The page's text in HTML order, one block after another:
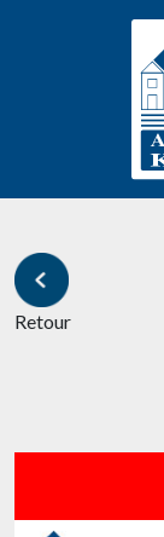
Retour